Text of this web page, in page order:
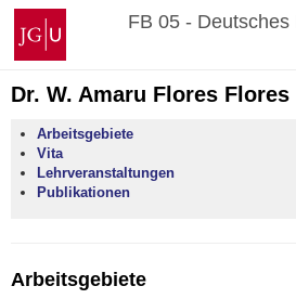
Zum
Inhalt
springen
Johannes
Gutenberg-
Universität
Mainz
FB 05 - Deutsches
Dr. W. Amaru Flores Flores
Arbeitsgebiete
Vita
Lehrveranstaltungen
Publikationen
Arbeitsgebiete